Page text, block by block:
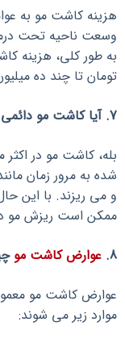
هزینه کاشت مو به
وسعت ناحیه تحت
به طور کلی، هزینه
تومان تا چند ده
7. آیا کاشت مو دائمی است؟
بله، کاشت مو در
شده به مرور زمان
و می ریزند. با این
ممکن است ریزش مو در
8. عوارض کاشت مو
عوارض کاشت مو
موارد زیر می شوند: